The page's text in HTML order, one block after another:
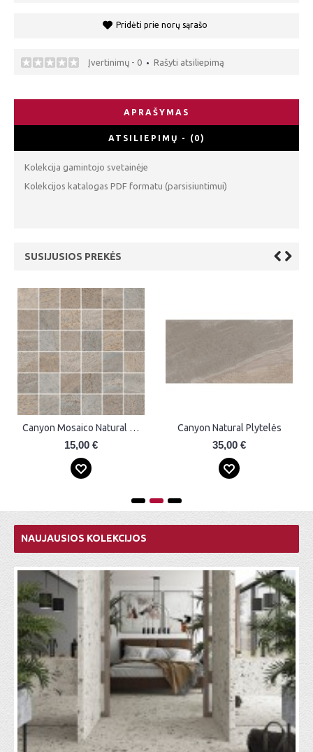
Pridėti prie norų sąrašo
Įvertinimų - 0 • Rašyti atsiliepimą
APRAŠYMAS
ATSILIEPIMŲ - (0)
Kolekcija gamintojo svetainėje
Kolekcijos katalogas PDF formatu (parsisiuntimui)
SUSIJUSIOS PREKĖS
Canyon Deco Natural Plytelės
43,00 €
Canyon Deco Natural Plytelės
38,00 €
NAUJAUSIOS KOLEKCIJOS